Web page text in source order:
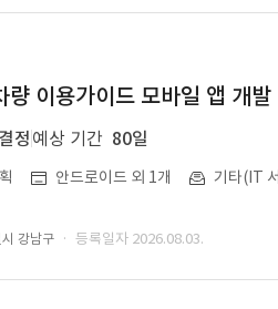
량 이용가이드 모바일 앱 개발
정 예상 기간 80일
안드로이드 외 1개 기타(IT
강남구 · 등록일자 2026.08.03.